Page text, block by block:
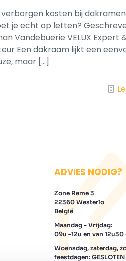
verborgen kosten bij
je echt op letten?
Vandebuerie VELUX Expert
Een dakraam lijkt een
maar […]
ADVIES NODIG?
Zone Reme 3
22360 Westerlo
België
Maandag - Vrijdag:
09u –12u en van 12u30
Woensdag, zaterdag,
feestdagen: GESLOTEN